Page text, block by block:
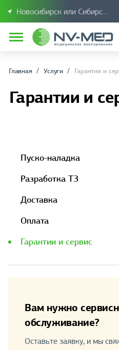
Новосибирск или Сибирский
Главная Услуги Гарантии и
Гарантии и
Пуско-наладка
Разработка ТЗ
Доставка
Оплата
Гарантии и сервис
Вам нужно
обслуживание?
Оставьте заявку, и мы